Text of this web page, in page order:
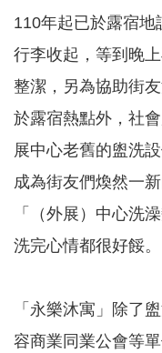
專
區
便
服
務
業
資
通
錄
110年起已於露宿
行李收起，等到晚
整潔，另為協助街
於露宿熱點外，社
展中心老舊的盥洗
成為街友們煥然一
「（外展）中心洗
洗完心情都很好餒。
「永樂沐寓」除了
容商業同業公會等